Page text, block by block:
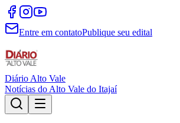
Entre em contatoPublique seu edital
Diário Alto Vale
Notícias do Alto Vale do Itajaí